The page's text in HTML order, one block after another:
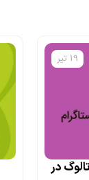
19 تیر
در